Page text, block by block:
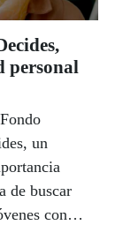
personal
un
de buscar
con